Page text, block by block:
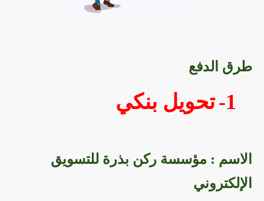
طرق الدفع
تحويل بنكي
الاسم : مؤسسة ركن بذرة للتسويق
الإلكتروني